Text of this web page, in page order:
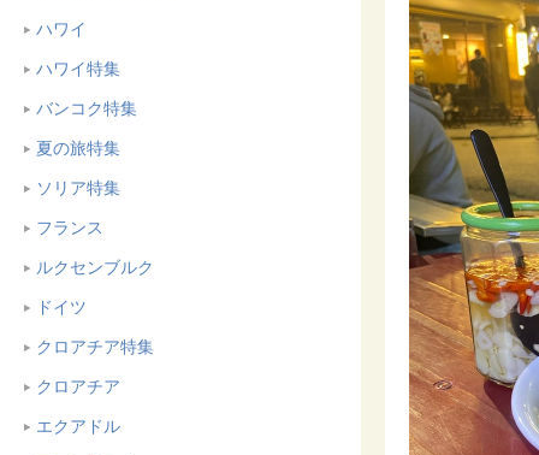
ハワイ
ハワイ特集
バンコク特集
夏の旅特集
ソリア特集
フランス
ルクセンブルク
ドイツ
クロアチア特集
クロアチア
エクアドル